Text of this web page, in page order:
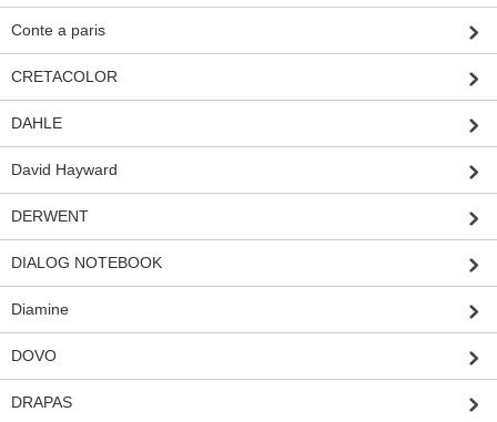
Conte a paris
CRETACOLOR
DAHLE
David Hayward
DERWENT
DIALOG NOTEBOOK
Diamine
DOVO
DRAPAS